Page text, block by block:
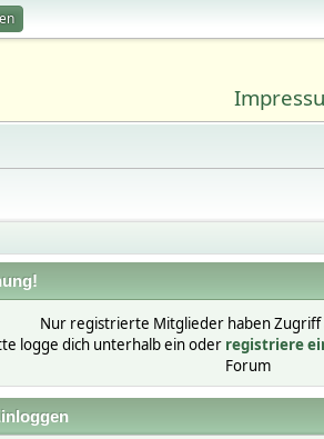
Nur registrierte Mitglieder haben Zugriff
logge dich unterhalb ein oder registriere
Forum